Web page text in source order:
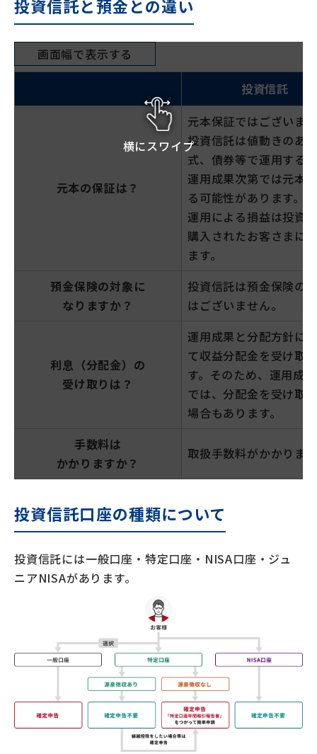
投資信託と預金との違い
画面幅で表示する
投資信託
元本の保証は？
元本保証ではございま
投資信託は値動きのあ
式、債券等で運用する
運用成果次第では元本
る可能性があります。
運用による損益は投資
購入されたお客さまに
ます。
預金保険の対象に
なりますか？
投資信託は預金保険の
はございません。
利息（分配金）の
受け取りは？
運用成果と分配方針に
て収益分配金を受け取
す。そのため、運用成
では、分配金を受け取
場合もあります。
手数料は
かかりますか？
取扱手数料がかかりま
横にスワイプ
投資信託口座の種類について
投資信託には一般口座・特定口座・NISA口座・ジュ
ニアNISAがあります。